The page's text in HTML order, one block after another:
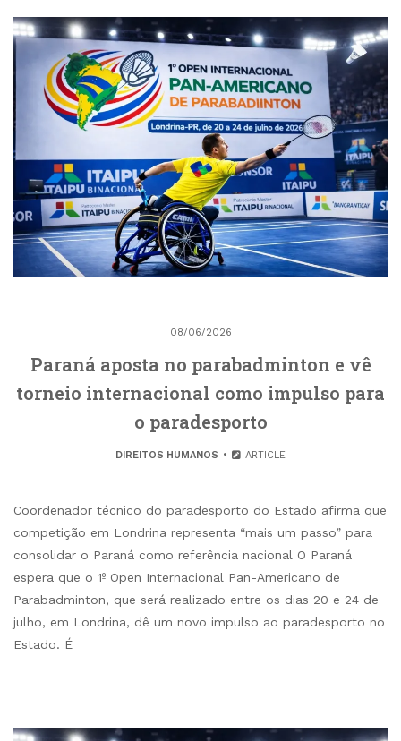
08/06/2026
Paraná aposta no parabadminton e vê
torneio internacional como impulso para
o paradesporto
DIREITOS HUMANOS ARTICLE
Coordenador técnico do paradesporto do Estado afirma que
competição em Londrina representa “mais um passo” para
consolidar o Paraná como referência nacional O Paraná
espera que o 1º Open Internacional Pan-Americano de
Parabadminton, que será realizado entre os dias 20 e 24 de
julho, em Londrina, dê um novo impulso ao paradesporto no
Estado. É